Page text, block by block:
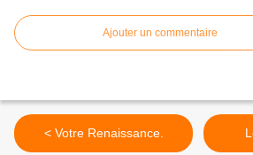
Ajouter un commentaire
< Votre Renaissance.